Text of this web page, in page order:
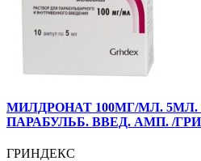
МИЛДРОНАТ 100МГ/МЛ. 5МЛ.
ПАРАБУЛЬБ. ВВЕД. АМП. /
ГРИНДЕКС